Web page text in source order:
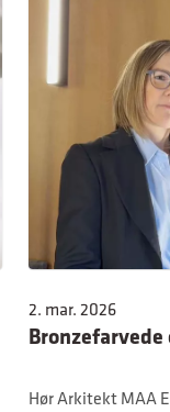
2. mar. 2026
Bronzefarvede
Hør Arkitekt MAA